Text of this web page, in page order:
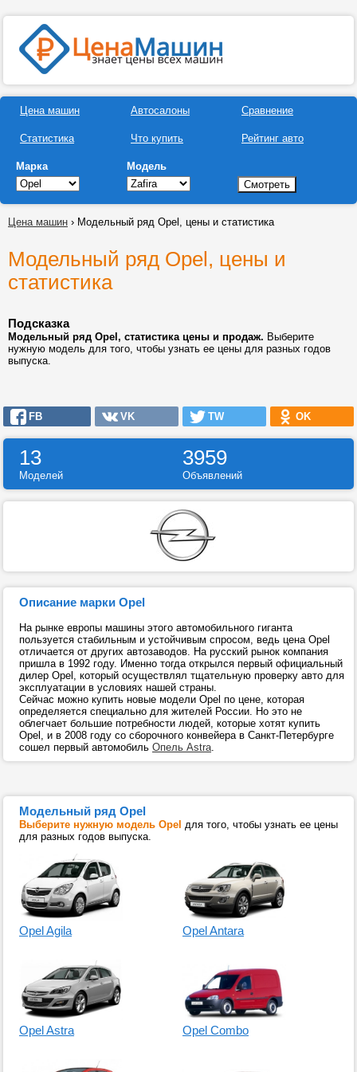
Цена машин
Статистика
Автосалоны
Что купить
Сравнение
Рейтинг авто
Марка Модель
Цена машин › Модельный ряд Opel, цены и статистика
Модельный ряд Opel, цены и
статистика
Подсказка
Модельный ряд Opel, статистика цены и продаж. Выберите
нужную модель для того, чтобы узнать ее цены для разных годов
выпуска.
FB VK TW OK
13 3959
Моделей Объявлений
Описание марки Opel
На рынке европы машины этого автомобильного гиганта
пользуется стабильным и устойчивым спросом, ведь цена Opel
отличается от других автозаводов. На русский рынок компания
пришла в 1992 году. Именно тогда открылся первый официальный
дилер Opel, который осуществлял тщательную проверку авто для
эксплуатации в условиях нашей страны.
Сейчас можно купить новые модели Opel по цене, которая
определяется специально для жителей России. Но это не
облегчает большие потребности людей, которые хотят купить
Opel, и в 2008 году со сборочного конвейера в Санкт-Петербурге
сошел первый автомобиль Опель Astra.
Модельный ряд Opel
Выберите нужную модель Opel для того, чтобы узнать ее цены
для разных годов выпуска.
Opel Agila Opel Antara
Opel Astra Opel Combo